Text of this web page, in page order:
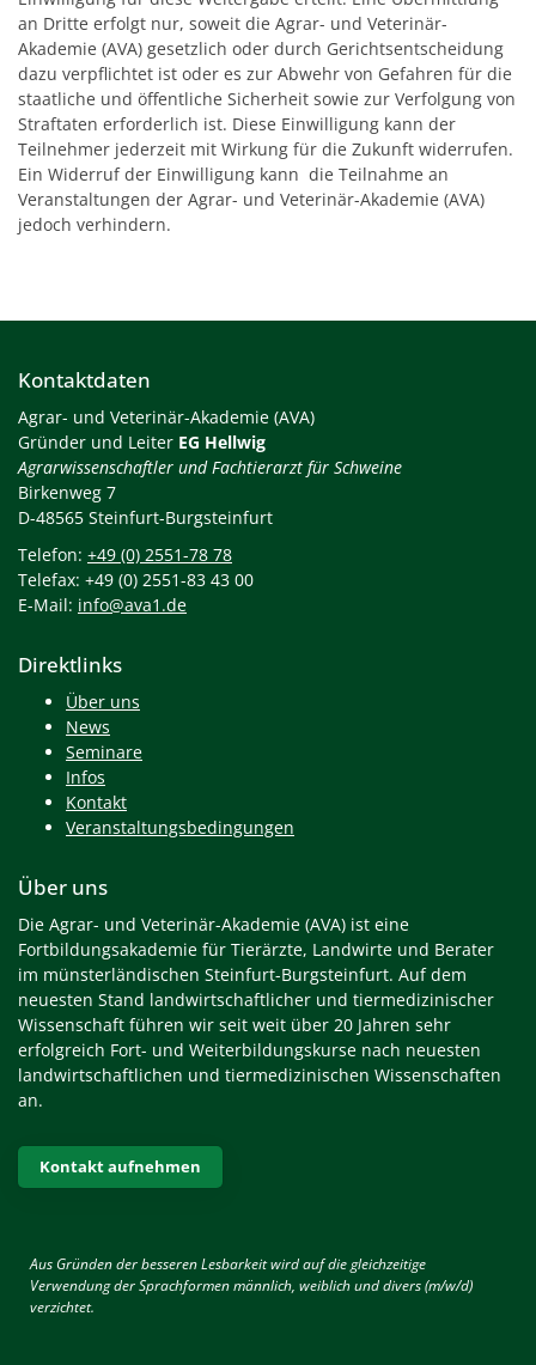
an Dritte erfolgt nur, soweit die Agrar- und Veterinär-
Akademie (AVA) gesetzlich oder durch Gerichtsentscheidung
dazu verpflichtet ist oder es zur Abwehr von Gefahren für die
staatliche und öffentliche Sicherheit sowie zur Verfolgung von
Straftaten erforderlich ist. Diese Einwilligung kann der
Teilnehmer jederzeit mit Wirkung für die Zukunft widerrufen.
Ein Widerruf der Einwilligung kann die Teilnahme an
Veranstaltungen der Agrar- und Veterinär-Akademie (AVA)
jedoch verhindern.
Kontaktdaten
Agrar- und Veterinär-Akademie (AVA)
Gründer und Leiter EG Hellwig
Agrarwissenschaftler und Fachtierarzt für Schweine
Birkenweg 7
D-48565 Steinfurt-Burgsteinfurt
Telefon: +49 (0) 2551-78 78
Telefax: +49 (0) 2551-83 43 00
E-Mail: info@ava1.de
Direktlinks
Über uns
News
Seminare
Infos
Kontakt
Veranstaltungsbedingungen
Über uns
Die Agrar- und Veterinär-Akademie (AVA) ist eine
Fortbildungsakademie für Tierärzte, Landwirte und Berater
im münsterländischen Steinfurt-Burgsteinfurt. Auf dem
neuesten Stand landwirtschaftlicher und tiermedizinischer
Wissenschaft führen wir seit weit über 20 Jahren sehr
erfolgreich Fort- und Weiterbildungskurse nach neuesten
landwirtschaftlichen und tiermedizinischen Wissenschaften
an.
Kontakt aufnehmen
Aus Gründen der besseren Lesbarkeit wird auf die gleichzeitige
Verwendung der Sprachformen männlich, weiblich und divers (m/w/d)
verzichtet.